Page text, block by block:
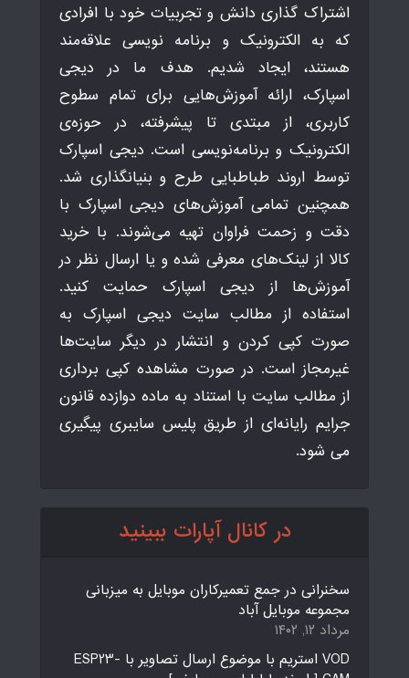
اشتراک گذاری دانش و تجربیات خود با افرادی
که به الکترونیک و برنامه نویسی علاقه‌مند
هستند، ایجاد شدیم. هدف ما در دیجی
اسپارک، ارائه آموزش‌هایی برای تمام سطوح
کاربری، از مبتدی تا پیشرفته، در حوزه‌ی
الکترونیک و برنامه‌نویسی است. دیجی اسپارک
توسط اروند طباطبایی طرح و بنیانگذاری شد.
همچنین تمامی آموزش‌های دیجی اسپارک با
دقت و زحمت فراوان تهیه می‌شوند. با خرید
کالا از لینک‌های معرفی شده و یا ارسال نظر در
آموزش‌ها از دیجی اسپارک حمایت کنید.
استفاده از مطالب سایت دیجی اسپارک به
صورت کپی کردن و انتشار در دیگر سایت‌ها
غیرمجاز است. در صورت مشاهده کپی برداری
از مطالب سایت با استناد به ماده دوازده قانون
جرایم رایانه‌ای از طریق پلیس سایبری پیگیری
می شود.
در کانال آپارات ببینید
سخنرانی در جمع تعمیرکاران موبایل به میزبانی
مجموعه موبایل آباد
مرداد ۱۲, ۱۴۰۲
VOD استریم با موضوع ارسال تصاویر با ESP23-